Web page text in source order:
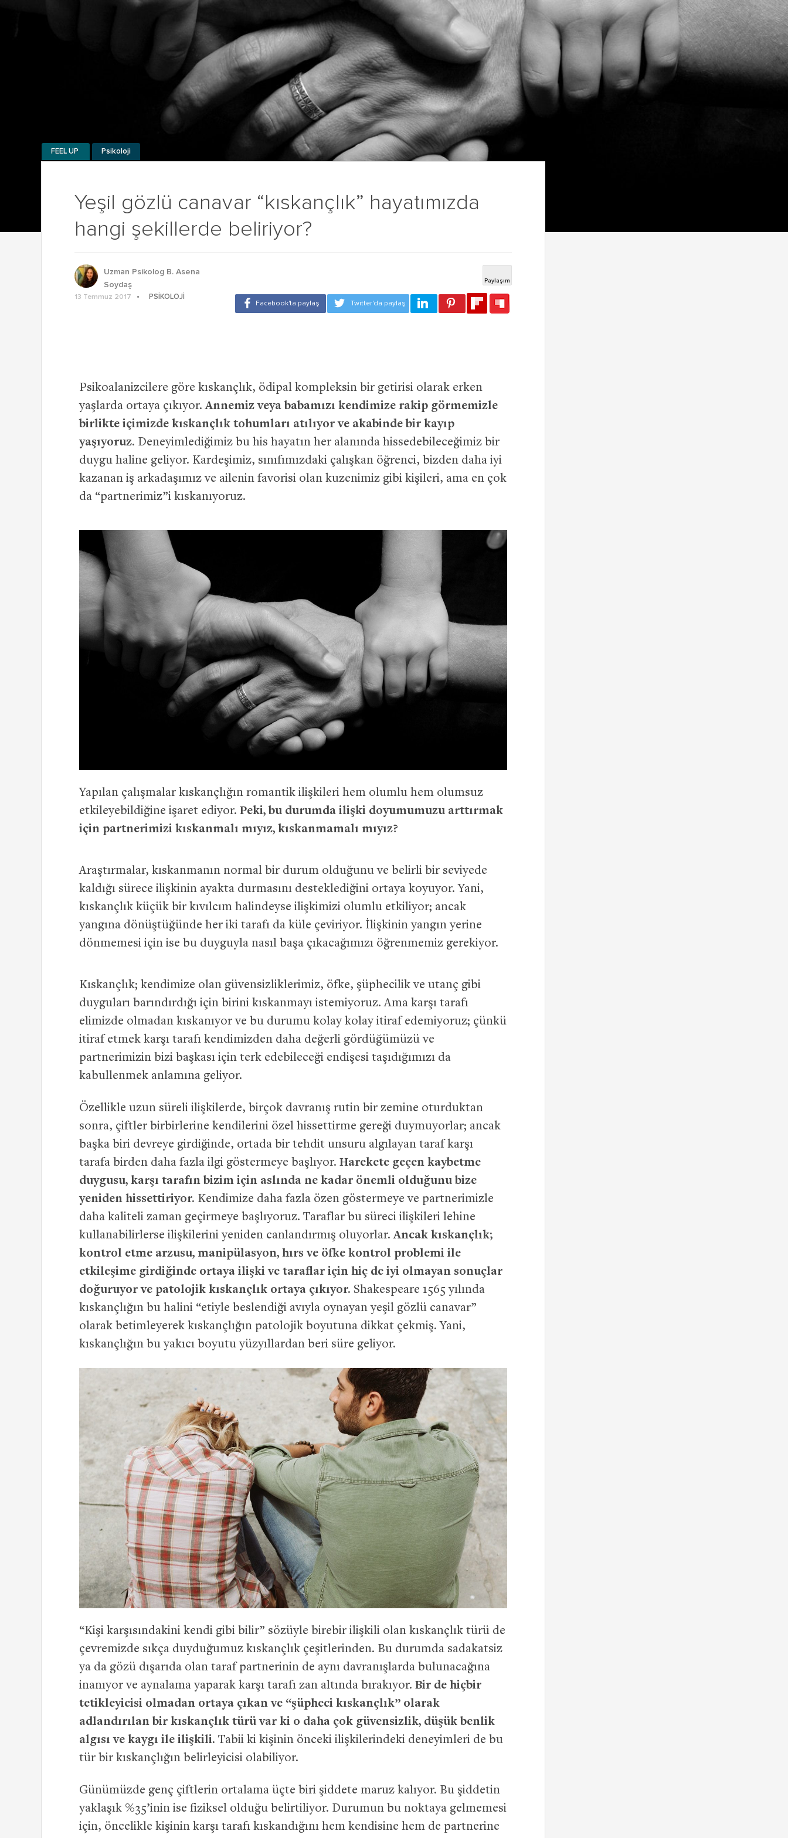
Yeşil gözlü canavar “kıskançlık” hayatımızda
hangi şekillerde beliriyor?
FEEL UP Psikoloji
Uzman Psikolog B. Asena
Soydaş
13 Temmuz 2017 PSIKOLOJI
Psikoalanizcilere göre kıskançlık, ödipal kompleksin bir getirisi olarak erken
yaşlarda ortaya çıkıyor.Annemiz veya babamızı kendimize rakip görmemizle
birlikte içimizde kıskançlık tohumları atılıyor ve akabinde bir kayıp
yaşıyoruz. Deneyimlediğimiz bu his hayatın her alanında hissedebileceğimiz bir
duygu haline geliyor. Kardeşimiz, sınıfımızdaki çalışkan öğrenci, bizden daha iyi
kazanan iş arkadaşımız ve ailenin favorisi olan kuzenimiz gibi kişileri, ama en çok
da “partnerimiz”i kıskanıyoruz.
Yapılan çalışmalar kıskançlığın romantik ilişkileri hem olumlu hem olumsuz
etkileyebildiğine işaret ediyor. Peki, bu durumda ilişki doyumumuzu arttırmak
için partnerimizi kıskanmalı mıyız, kıskanmamalı mıyız?
Araştırmalar, kıskanmanın normal bir durum olduğunu ve belirli bir seviyede
kaldığı sürece ilişkinin ayakta durmasını desteklediğini ortaya koyuyor. Yani,
kıskançlık küçük bir kıvılcım halindeyse ilişkimizi olumlu etkiliyor; ancak
yangına dönüştüğünde her iki tarafı da küle çeviriyor. İlişkinin yangın yerine
dönmemesi için ise bu duyguyla nasıl başa çıkacağımızı öğrenmemiz gerekiyor.
Kıskançlık; kendimize olan güvensizliklerimiz, öfke, şüphecilik ve utanç gibi
duyguları barındırdığı için birini kıskanmayı istemiyoruz. Ama karşı tarafı
elimizde olmadan kıskanıyor ve bu durumu kolay kolay itiraf edemiyoruz; çünkü
itiraf etmek karşı tarafı kendimizden daha değerli gördüğümüzü ve
partnerimizin bizi başkası için terk edebileceği endişesi taşıdığımızı da
kabullenmek anlamına geliyor.
Özellikle uzun süreli ilişkilerde, birçok davranış rutin bir zemine oturduktan
sonra, çiftler birbirlerine kendilerini özel hissettirme gereği duymuyorlar; ancak
başka biri devreye girdiğinde, ortada bir tehdit unsuru algılayan taraf karşı
tarafa birden daha fazla ilgi göstermeye başlıyor. Harekete geçen kaybetme
duygusu, karşı tarafın bizim için aslında ne kadar önemli olduğunu bize
yeniden hissettiriyor. Kendimize daha fazla özen göstermeye ve partnerimizle
daha kaliteli zaman geçirmeye başlıyoruz. Taraflar bu süreci ilişkileri lehine
kullanabilirlerse ilişkilerini yeniden canlandırmış oluyorlar. Ancak kıskançlık;
kontrol etme arzusu, manipülasyon, hırs ve öfke kontrol problemi ile
etkileşime girdiğinde ortaya ilişki ve taraflar için hiç de iyi olmayan sonuçlar
doğuruyor ve patolojik kıskançlık ortaya çıkıyor. Shakespeare 1565 yılında
kıskançlığın bu halini “etiyle beslendiği avıyla oynayan yeşil gözlü canavar”
olarak betimleyerek kıskançlığın patolojik boyutuna dikkat çekmiş. Yani,
kıskançlığın bu yakıcı boyutu yüzyıllardan beri süre geliyor.
“Kişi karşısındakini kendi gibi bilir” sözüyle birebir ilişkili olan kıskançlık türü de
çevremizde sıkça duyduğumuz kıskançlık çeşitlerinden. Bu durumda sadakatsiz
ya da gözü dışarıda olan taraf partnerinin de aynı davranışlarda bulunacağına
inanıyor ve aynalama yaparak karşı tarafı zan altında bırakıyor. Bir de hiçbir
tetikleyicisi olmadan ortaya çıkan ve “şüpheci kıskançlık” olarak
adlandırılan bir kıskançlık türü var ki o daha çok güvensizlik, düşük benlik
algısı ve kaygı ile ilişkili. Tabii ki kişinin önceki ilişkilerindeki deneyimleri de bu
tür bir kıskançlığın belirleyicisi olabiliyor.
Günümüzde genç çiftlerin ortalama üçte biri şiddete maruz kalıyor. Bu şiddetin
yaklaşık %35’inin ise fiziksel olduğu belirtiliyor. Durumun bu noktaya gelmemesi
için, öncelikle kişinin karşı tarafı kıskandığını hem kendisine hem de partnerine